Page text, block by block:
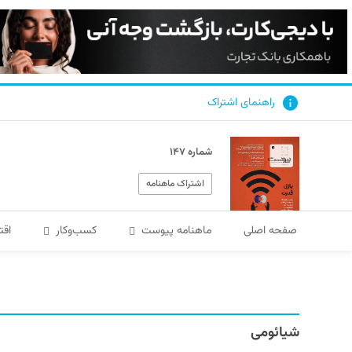
راهنمای اشتراک
شماره ۱۴۷
اشتراک ماهنامه
صفحه اصلی ماهنامه پیوست کسب‌و‌کار
شیائومی